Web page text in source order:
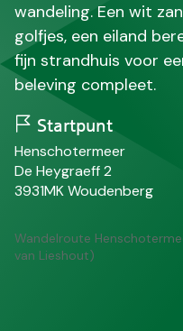
wandeling. Een wit
golfjes, een eiland
fijn strandhuis voor
beleving compleet.
Startpunt
N
a
a
Henschotermeer
S
t
a
a
De Heygraeff 2
P
s
t
3931MKP
a
Woudenberg
Wandelroute
van Lieshout)